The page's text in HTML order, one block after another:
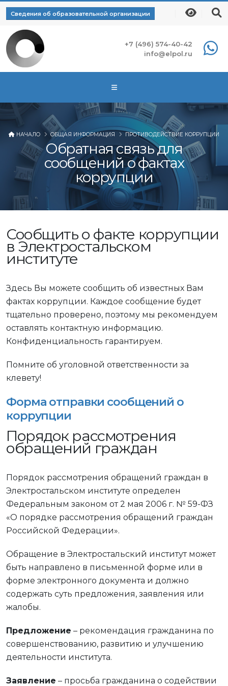
Сведения об образовательной организации
+7 (496) 574-40-42
info@elpol.ru
Обратная связь для
сообщений о фактах
коррупции
НАЧАЛО ОБЩАЯ ИНФОРМАЦИЯ ПРОТИВОДЕЙСТВИЕ КОРРУПЦИИ
Сообщить о факте коррупции
в Электростальском
институте
Здесь Вы можете сообщить об известных Вам
фактах коррупции. Каждое сообщение будет
тщательно проверено, поэтому мы рекомендуем
оставлять контактную информацию.
Конфиденциальность гарантируем.
Помните об уголовной ответственности за
клевету!
Форма отправки сообщений о
коррупции
Порядок рассмотрения
обращений граждан
Порядок рассмотрения обращений граждан в
Электростальском институте определен
Федеральным законом от 2 мая 2006 г. № 59-ФЗ
«О порядке рассмотрения обращений граждан
Российской Федерации».
Обращение в Электростальский институт может
быть направлено в письменной форме или в
форме электронного документа и должно
содержать суть предложения, заявления или
жалобы.
Предложение – рекомендация гражданина по
совершенствованию, развитию и улучшению
деятельности института.
Заявление – просьба гражданина о содействии